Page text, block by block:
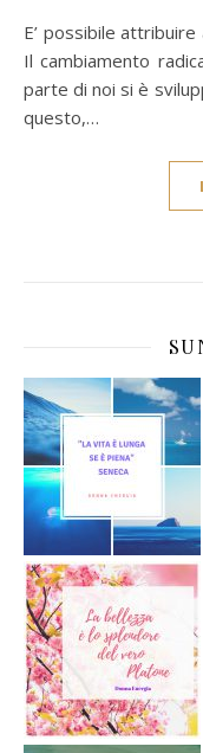
E’ possibile attribuire ad un libro la svolta della nostra vita?
Il cambiamento
parte di noi si è
questo,…